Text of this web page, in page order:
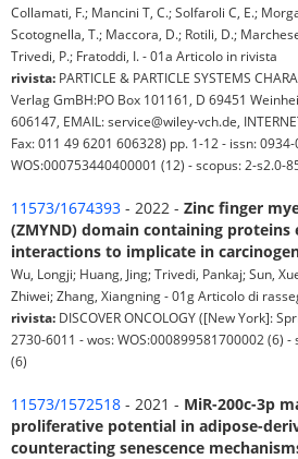
Collamati, F.; Mancini T, C.; Solfaroli C, E.;
Scotognella, T.; Maccora, D.; Rotili, D.;
Trivedi, P.; Fratoddi, I. - 01a Articolo in rivista
rivista: PARTICLE & PARTICLE SYSTEMS
Verlag GmBH:PO Box 101161, D 69451
606147, EMAIL: service@wiley-vch.de,
Fax: 011 49 6201 606328) pp. 1-12 - issn:
WOS:000753440400001 (12) - scopus: 2-s2.0-
11573/1674393 - 2022 - Zinc finger
(ZMYND) domain containing proteins
interactions to implicate in
Wu, Longji; Huang, Jing; Trivedi, Pankaj; Sun,
Zhiwei; Zhang, Xiangning - 01g Articolo di
rivista: DISCOVER ONCOLOGY ([New York]:
2730-6011 - wos: WOS:000899581700002 (6)
(6)
11573/1572518 - 2021 - MiR-200c-3p
proliferative potential in adipose-
counteracting senescence